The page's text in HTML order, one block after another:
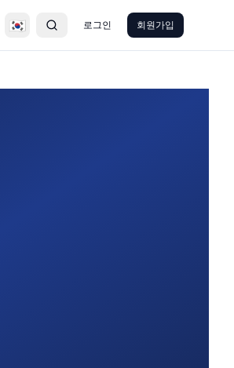
🇰🇷 검색 로그인 회원가입